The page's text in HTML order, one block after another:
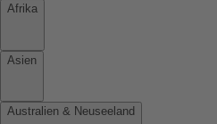
Afrika
Asien
Australien & Neuseeland